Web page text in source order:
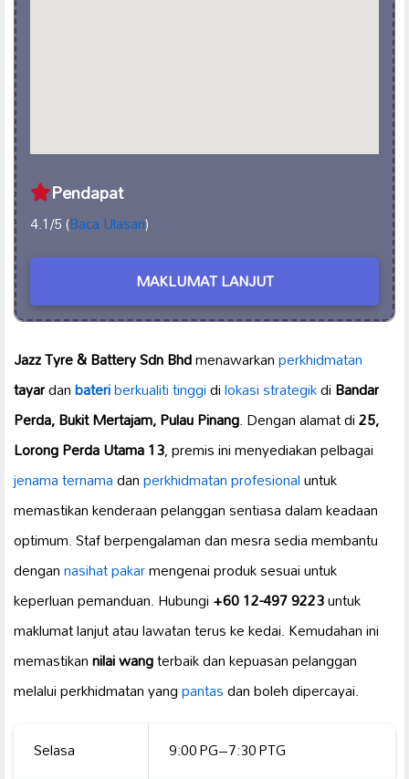
Pendapat
4.1/5 (Baca Ulasan)
MAKLUMAT LANJUT
Jazz Tyre & Battery Sdn Bhdmenawarkanperkhidmatan
tayardanbateriberkualiti tinggidilokasi strategikdiBandar
Perda, Bukit Mertajam, Pulau Pinang. Dengan alamat di25,
Lorong Perda Utama 13, premis ini menyediakan pelbagai
jenama ternamadanperkhidmatan profesionaluntuk
memastikan kenderaan pelanggan sentiasa dalam keadaan
optimum. Staf berpengalaman dan mesra sedia membantu
dengannasihat pakarmengenai produk sesuai untuk
keperluan pemanduan. Hubungi+60 12-497 9223untuk
maklumat lanjut atau lawatan terus ke kedai. Kemudahan ini
memastikannilai wangterbaik dan kepuasan pelanggan
melalui perkhidmatan yangpantasdan boleh dipercayai.
Selasa 9:00 PG–7:30 PTG